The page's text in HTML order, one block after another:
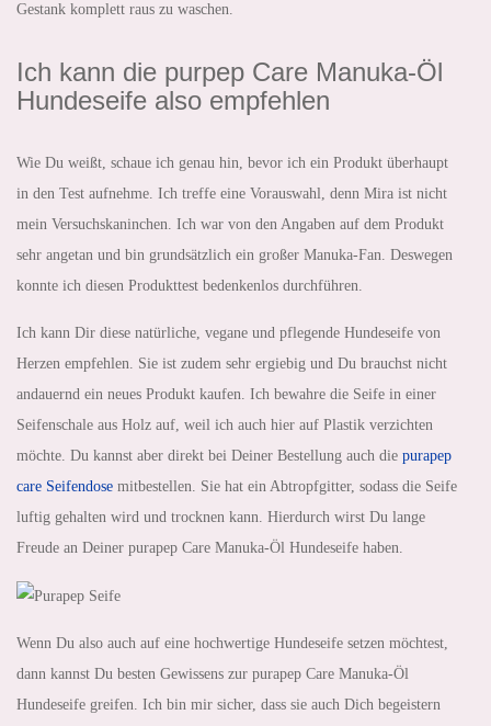
Gestank komplett raus zu waschen.
Ich kann die purpep Care Manuka-Öl
Hundeseife also empfehlen
Wie Du weißt, schaue ich genau hin, bevor ich ein Produkt überhaupt
in den Test aufnehme. Ich treffe eine Vorauswahl, denn Mira ist nicht
mein Versuchskaninchen. Ich war von den Angaben auf dem Produkt
sehr angetan und bin grundsätzlich ein großer Manuka-Fan. Deswegen
konnte ich diesen Produkttest bedenkenlos durchführen.
Ich kann Dir diese natürliche, vegane und pflegende Hundeseife von
Herzen empfehlen. Sie ist zudem sehr ergiebig und Du brauchst nicht
andauernd ein neues Produkt kaufen. Ich bewahre die Seife in einer
Seifenschale aus Holz auf, weil ich auch hier auf Plastik verzichten
möchte. Du kannst aber direkt bei Deiner Bestellung auch die purapep
care Seifendose mitbestellen. Sie hat ein Abtropfgitter, sodass die Seife
luftig gehalten wird und trocknen kann. Hierdurch wirst Du lange
Freude an Deiner purapep Care Manuka-Öl Hundeseife haben.
Wenn Du also auch auf eine hochwertige Hundeseife setzen möchtest,
dann kannst Du besten Gewissens zur purapep Care Manuka-Öl
Hundeseife greifen. Ich bin mir sicher, dass sie auch Dich begeistern